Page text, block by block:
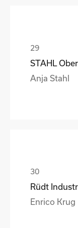
STAHL
Anja Stahl
Rüdt
Enrico Krug